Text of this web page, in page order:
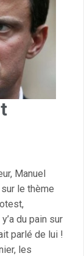
Manuel
le thème
du pain sur
parlé de lui !
les